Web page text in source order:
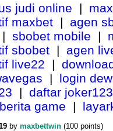
judi online |
maxbet | agen
| sbobet mobile |
sbobet | agen
live22 |
| login
| daftar joker123
berita game |
by maxbettwin (100 points)